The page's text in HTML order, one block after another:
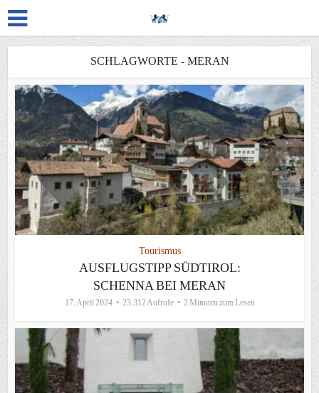
SCHLAGWORTE - MERAN
Tourismus
AUSFLUGSTIPP SÜDTIROL:
SCHENNA BEI MERAN
17. April 2024 23.312 Aufrufe 2 Minuten zum Lesen